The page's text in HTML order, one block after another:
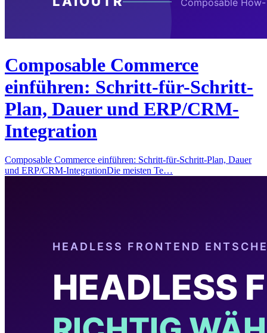
Composable Commerce
einführen: Schritt-für-Schritt-
Plan, Dauer und ERP/CRM-
Integration
Composable Commerce einführen: Schritt-für-Schritt-Plan, Dauer
und ERP/CRM-IntegrationDie meisten Te…